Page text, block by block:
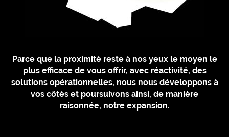
Parce que la proximité reste à nos yeux le moyen le
plus efficace de vous offrir, avec réactivité, des
solutions opérationnelles, nous nous développons à
vos côtés et poursuivons ainsi, de manière
raisonnée, notre expansion.